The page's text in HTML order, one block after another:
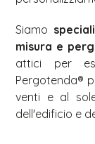
Siamo
misura e
attici per
Pergotenda®
venti e al
dell'edificio e